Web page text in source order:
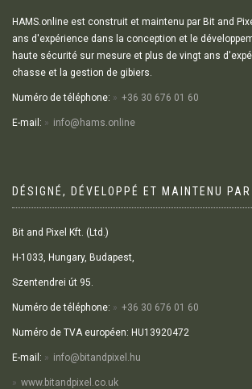
HAMS.online est construit et maintenu par Bit and
ans d'expérience dans la conception et le
haute sécurité sur mesure et plus de vingt ans
chasse et la gestion de gibiers.
Numéro de téléphone: +36 30 676 01 60
E-mail: info@hams.online
DÉSIGNÉ, DÉVELOPPÉ ET MAINTENU PAR
Bit and Pixel Kft. (Ltd.)
H-1033, Hungary, Budapest,
Szentendrei út 95.
Numéro de téléphone: +36 30 676 01 60
Numéro de TVA européen: HU13920472
E-mail: info@bitandpixel.hu
www.bitandpixel.co.uk